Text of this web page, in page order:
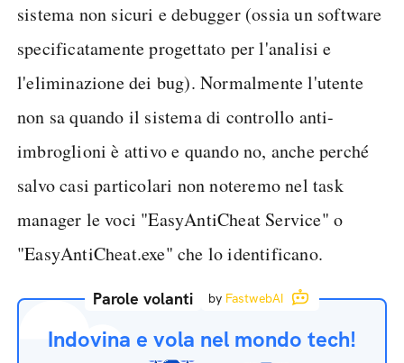
sistema non sicuri e debugger (ossia un software
specificatamente progettato per l'analisi e
l'eliminazione dei bug). Normalmente l'utente
non sa quando il sistema di controllo anti-
imbroglioni è attivo e quando no, anche perché
salvo casi particolari non noteremo nel task
manager le voci "EasyAntiCheat Service" o
"EasyAntiCheat.exe" che lo identificano.
Parole volanti by FastwebAI
Indovina e vola nel mondo tech!